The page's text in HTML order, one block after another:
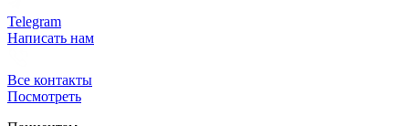
Telegram
Написать нам
Все контакты
Посмотреть